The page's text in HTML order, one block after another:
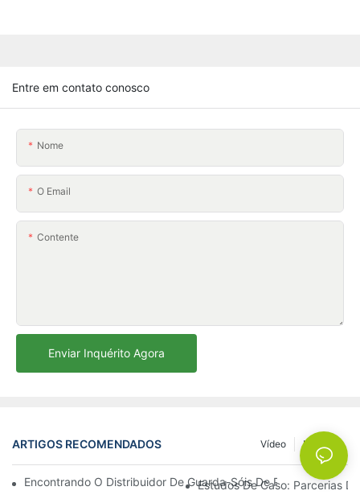
Entre em contato conosco
Nome
O Email
Contente
Enviar Inquérito Agora
ARTIGOS RECOMENDADOS Notícias
Vídeo
Encontrando O Distribuidor De Guarda-Sóis De Praia Ideal
Estudos De Caso: Parcerias